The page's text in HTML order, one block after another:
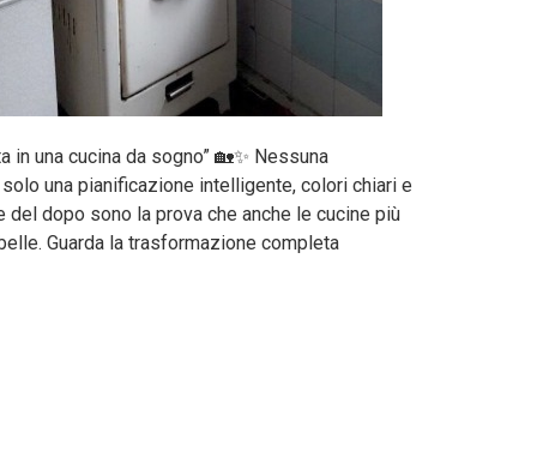
in una cucina da sogno” 🏡✨ Nessuna
una pianificazione intelligente, colori chiari e
dopo sono la prova che anche le cucine più
Guarda la trasformazione completa